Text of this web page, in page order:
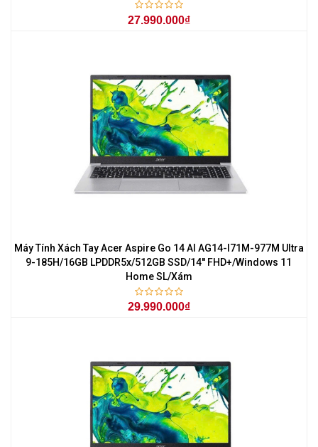
27.990.000₫
Máy Tính Xách Tay Acer Aspire Go 14 AI AG14-I71M-977M Ultra
9-185H/16GB LPDDR5x/512GB SSD/14'' FHD+/Windows 11
Home SL/Xám
29.990.000₫